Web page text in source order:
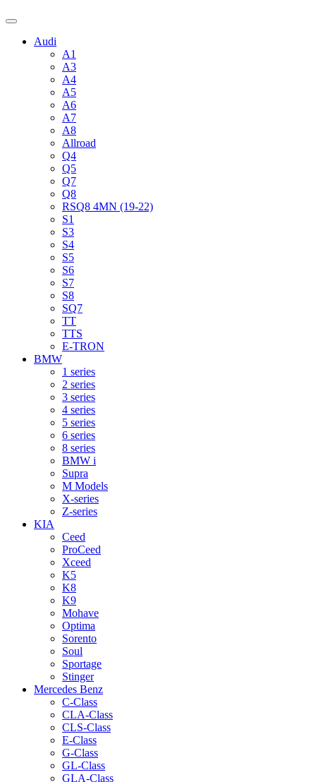
Audi
A1
A3
A4
A5
A6
A7
A8
Allroad
Q4
Q5
Q7
Q8
RSQ8 4MN (19-22)
S1
S3
S4
S5
S6
S7
S8
SQ7
TT
TTS
E-TRON
BMW
1 series
2 series
3 series
4 series
5 series
6 series
8 series
BMW i
Supra
M Models
X-series
Z-series
KIA
Ceed
ProCeed
Xceed
K5
K8
K9
Mohave
Optima
Sorento
Soul
Sportage
Stinger
Mercedes Benz
C-Class
CLA-Class
CLS-Class
E-Class
G-Class
GL-Class
GLA-Class